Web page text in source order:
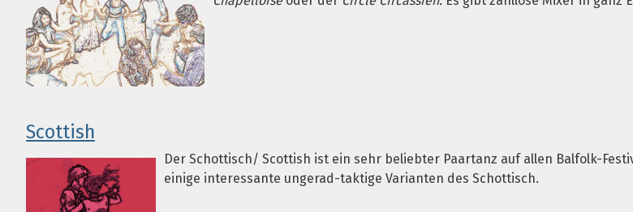
Scottish
Der Schottisch/ Scottish ist ein sehr beliebter Paartanz auf allen Balfolk-
einige interessante ungerad-taktige Varianten des Schottisch.